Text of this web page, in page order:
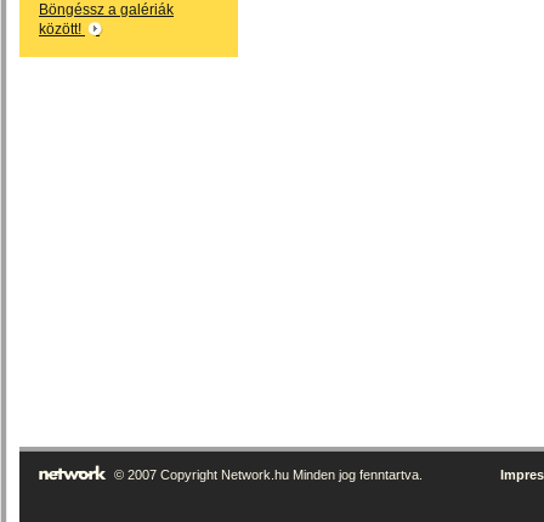
Böngéssz a galériák
között!
© 2007 Copyright Network.hu Minden jog fenntartva.